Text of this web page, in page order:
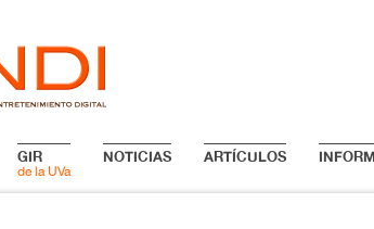
GIR
de la UVa
NOTICIAS ARTÍCULOS